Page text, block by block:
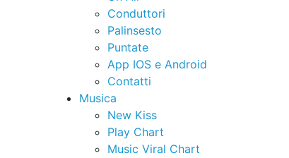
Conduttori
Palinsesto
Puntate
App IOS e Android
Contatti
Musica
New Kiss
Play Chart
Music Viral Chart